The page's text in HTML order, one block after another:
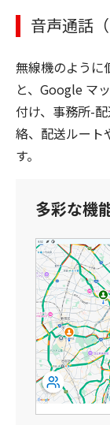
音声通話
無線機のように
と、Google マ
付け、事務所-
絡、配送ルート
す。
多彩な機